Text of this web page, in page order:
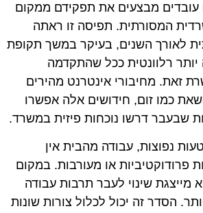
מבצעים את תפקידם ממקום
המסורתית. תפיסה זו ראתה
לאורך השנים, בעיקר במשך תקופת
יותר רלוונטית ככל שהתקדמה
זאת. מחיבורי אינטרנט מהירים
כמו זום, חידושים אלה אפשרו
שבעבר דרשו נוכחות פיזית במשרד.
נפוצות, עבודה מהבית אין
פרודוקטיביות או מעורבות. במקום
מייצגת שינוי לעבר תרבות עבודה
הסדר זה יכול לכלול צורות שונות